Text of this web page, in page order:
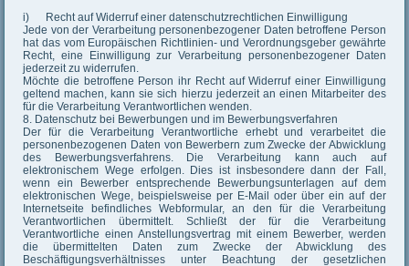
i) Recht auf Widerruf einer datenschutzrechtlichen Einwilligung
Jede von der Verarbeitung personenbezogener Daten betroffene Person
hat das vom Europäischen Richtlinien- und Verordnungsgeber gewährte
Recht, eine Einwilligung zur Verarbeitung personenbezogener Daten
jederzeit zu widerrufen.
Möchte die betroffene Person ihr Recht auf Widerruf einer Einwilligung
geltend machen, kann sie sich hierzu jederzeit an einen Mitarbeiter des
für die Verarbeitung Verantwortlichen wenden.
8. Datenschutz bei Bewerbungen und im Bewerbungsverfahren
Der für die Verarbeitung Verantwortliche erhebt und verarbeitet die
personenbezogenen Daten von Bewerbern zum Zwecke der Abwicklung
des Bewerbungsverfahrens. Die Verarbeitung kann auch auf
elektronischem Wege erfolgen. Dies ist insbesondere dann der Fall,
wenn ein Bewerber entsprechende Bewerbungsunterlagen auf dem
elektronischen Wege, beispielsweise per E-Mail oder über ein auf der
Internetseite befindliches Webformular, an den für die Verarbeitung
Verantwortlichen übermittelt. Schließt der für die Verarbeitung
Verantwortliche einen Anstellungsvertrag mit einem Bewerber, werden
die übermittelten Daten zum Zwecke der Abwicklung des
Beschäftigungsverhältnisses unter Beachtung der gesetzlichen